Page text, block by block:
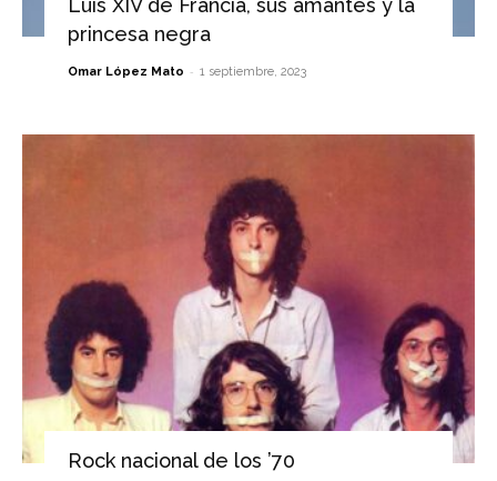
Luis XIV de Francia, sus amantes y la
princesa negra
Omar López Mato - 1 septiembre, 2023
Rock nacional de los ’70